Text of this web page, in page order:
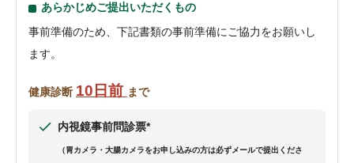
あらかじめご提出いただくもの
事前準備のため、下記書類の事前準備にご協力をお願いし
ます。
健康診断 10日前 まで
内視鏡事前問診票*
（胃カメラ・大腸カメラをお申し込みの方は必ずメールで提出くださ